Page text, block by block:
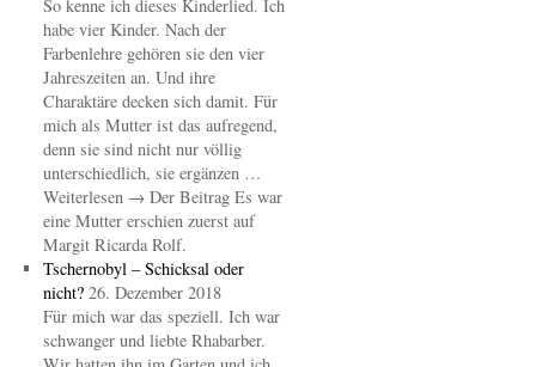
So kenne ich dieses Kinderlied. Ich
habe vier Kinder. Nach der
Farbenlehre gehören sie den vier
Jahreszeiten an. Und ihre
Charaktäre decken sich damit. Für
mich als Mutter ist das aufregend,
denn sie sind nicht nur völlig
unterschiedlich, sie ergänzen …
Weiterlesen → Der Beitrag Es war
eine Mutter erschien zuerst auf
Margit Ricarda Rolf.
Tschernobyl – Schicksal oder
nicht? 26. Dezember 2018
Für mich war das speziell. Ich war
schwanger und liebte Rhabarber.